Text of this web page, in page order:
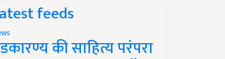
feeds
की साहित्य परंपरा